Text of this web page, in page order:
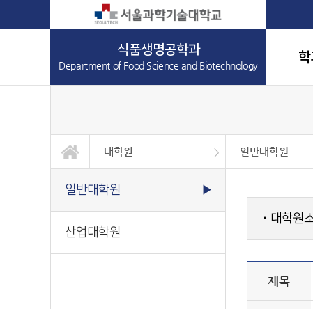
식품생명공학과
Department of Food Science and Biotechnology
대학원
학과소개
교과과정
학사정보
대학원
정보광장
커뮤니티
일반대학원
일반대학원
산업대학원
일반대학원 ▶
산업대학원
■ 대학원
제목